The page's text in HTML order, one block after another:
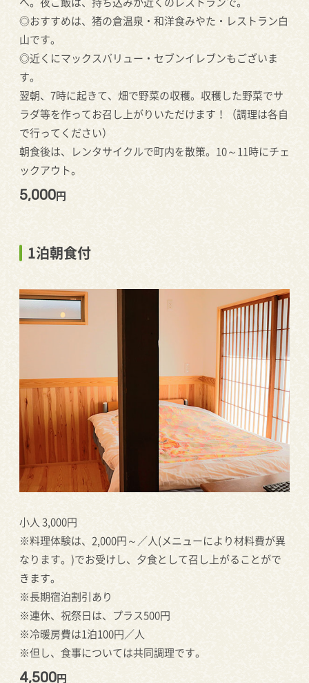
◎おすすめは、猪の倉温泉・和洋食みやた・レストラン白
山です。
◎近くにマックスバリュー・セブンイレブンもございま
す。
翌朝、7時に起きて、畑で野菜の収穫。収穫した野菜でサ
ラダ等を作ってお召し上がりいただけます！（調理は各自
で行ってください）
朝食後は、レンタサイクルで町内を散策。10～11時にチェ
ックアウト。
5,000円
1泊朝食付
小人 3,000円
※料理体験は、2,000円～／人(メニューにより材料費が異
なります。)でお受けし、夕食として召し上がることがで
きます。
※長期宿泊割引あり
※連休、祝祭日は、プラス500円
※冷暖房費は1泊100円／人
※但し、食事については共同調理です。
4,500円